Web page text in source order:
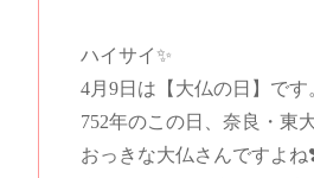
ハイサイ✨
4月9日は【大仏の日 】です
752年のこの日、奈良・東
おっきな大仏さんですよね